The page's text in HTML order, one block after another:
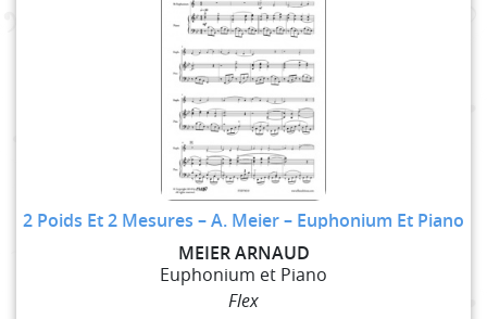
2 Poids Et 2 Mesures – A. Meier – Euphonium Et Piano
MEIER ARNAUD
Euphonium et Piano
Flex